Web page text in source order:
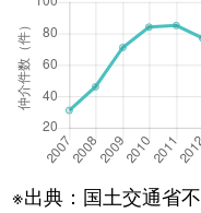
※出典：国土交通省